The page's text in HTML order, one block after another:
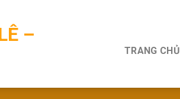
TRANG CHỦ